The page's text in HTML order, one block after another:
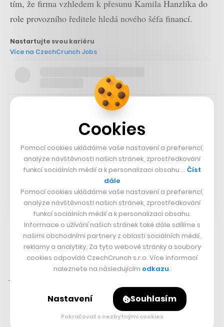
tím, že firma vzhledem k přesunu Kamila Hanzlíka do
role provozního ředitele hledá nového šéfa financí.
Nastartujte svou kariéru
Více na CzechCrunch Jobs
„Kamil je číselně orientovaný a bude mít na starosti
denní operativu. Věřím, že tihle dva budou spolu dobře
dodává Havlíčková. Hanzlík ve Slevomatu
působí od roku 2016, přičemž spolupracoval na přípravě
miliardového prodeje skupině Secret Escapes v roce
2017 a od roku 2018 byl finančním ředitelem.
Cookies
Pomocí cookies ukládáme vaše nastavení a preferencí,
analýze návštěvnosti našich stránek, zprostředkování
funkcí sociálních médií a k personalizaci obsahu … Číst
dále
Pomocí cookies ukládáme vaše nastavení a preferencí,
analýze návštěvnosti našich stránek, zprostředkování
funkcí sociálních médií a k personalizaci obsahu.
Informace o užívání našich stránek také dále sdílíme s
našimi obchodními partnery z oblasti sociálních médií,
reklamy a analytiky. Za tyto webové stránky a soubory
cookies odpovídá CzechCrunch s.r.o. Více informací
naleznete na následujícím odkazu.
Nastavení Souhlasím
Pokračovat s nezbytnými cookies